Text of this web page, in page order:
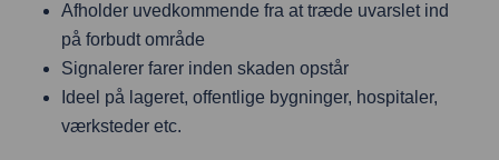
Afholder uvedkommende fra at træde uvarslet ind
på forbudt område
Signalerer farer inden skaden opstår
Ideel på lageret, offentlige bygninger, hospitaler,
værksteder etc.